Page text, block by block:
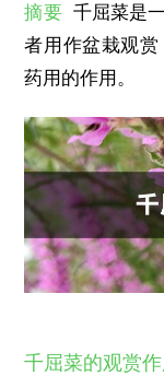
摘要 千屈菜是
者用作盆栽观
药用的作用。
千屈菜的观赏作